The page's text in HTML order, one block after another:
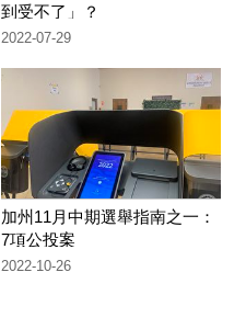
到受不了」？
2022-07-29
加州11月中期選舉指南之一：
7項公投案
2022-10-26